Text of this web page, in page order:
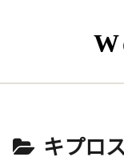
キプロ